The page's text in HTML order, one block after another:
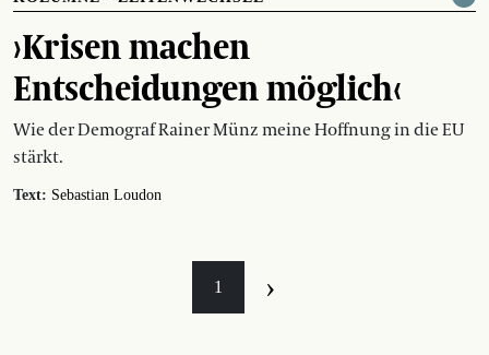
›Krisen machen
Entscheidungen möglich‹
Wie der Demograf Rainer Münz meine Hoffnung in die EU
stärkt.
Text: Sebastian Loudon
1 ›